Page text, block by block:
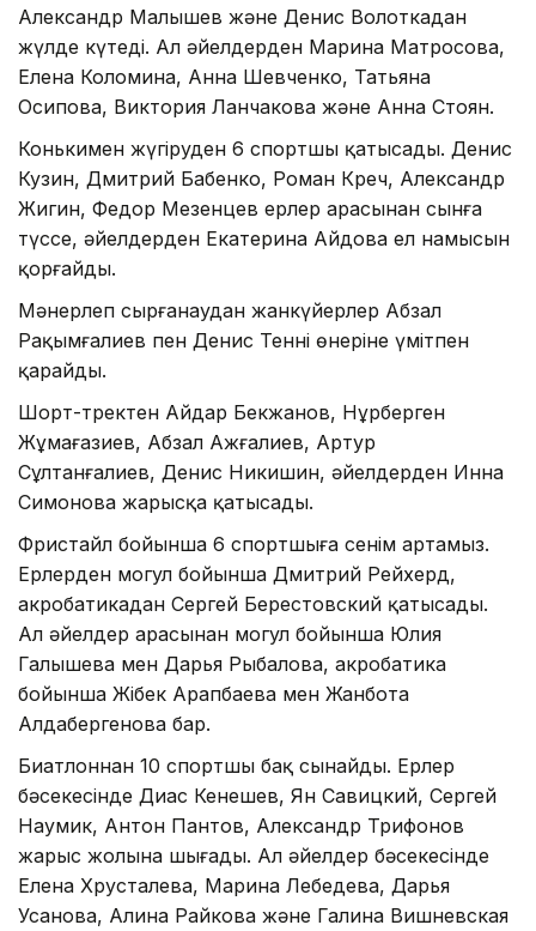
Александр Малышев және Денис Волоткадан
жүлде күтеді. Ал әйелдерден Марина Матросова,
Елена Коломина, Анна Шевченко, Татьяна
Осипова, Виктория Ланчакова және Анна Стоян.
Конькимен жүгіруден 6 спортшы қатысады. Денис
Кузин, Дмитрий Бабенко, Роман Креч, Александр
Жигин, Федор Мезенцев ерлер арасынан сынға
түссе, әйелдерден Екатерина Айдова ел намысын
қорғайды.
Мәнерлеп сырғанаудан жанкүйерлер Абзал
Рақымғалиев пен Денис Теннің өнеріне үмітпен
қарайды.
Шорт-тректен Айдар Бекжанов, Нұрберген
Жұмағазиев, Абзал Ажғалиев, Артур
Сұлтанғалиев, Денис Никишин, әйелдерден Инна
Симонова жарысқа қатысады.
Фристайл бойынша 6 спортшыға сенім артамыз.
Ерлерден могул бойынша Дмитрий Рейхерд,
акробатикадан Сергей Берестовский қатысады.
Ал әйелдер арасынан могул бойынша Юлия
Галышева мен Дарья Рыбалова, акробатика
бойынша Жібек Арапбаева мен Жанбота
Алдабергенова бар.
Биатлоннан 10 спортшы бақ сынайды. Ерлер
бәсекесінде Диас Кенешев, Ян Савицкий, Сергей
Наумик, Антон Пантов, Александр Трифонов
жарыс жолына шығады. Ал әйелдер бәсекесінде
Елена Хрусталева, Марина Лебедева, Дарья
Усанова, Алина Райкова және Галина Вишневская